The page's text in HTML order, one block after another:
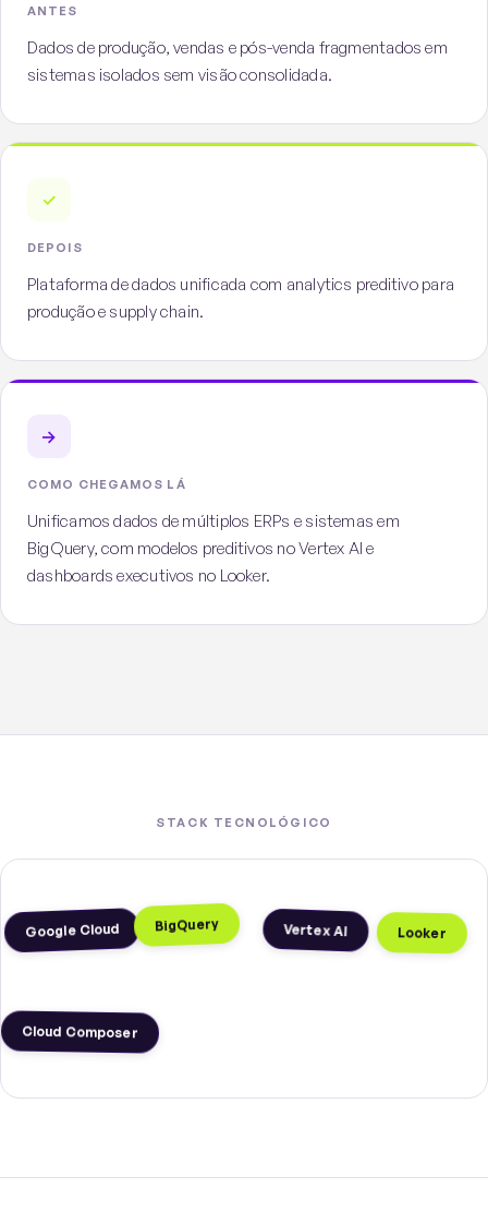
ANTES
Dados de produção, vendas e pós-venda fragmentados em
sistemas isolados sem visão consolidada.
✓
DEPOIS
Plataforma de dados unificada com analytics preditivo para
produção e supply chain.
→
COMO CHEGAMOS LÁ
Unificamos dados de múltiplos ERPs e sistemas em
BigQuery, com modelos preditivos no Vertex AI e
dashboards executivos no Looker.
STACK TECNOLÓGICO
Google Cloud BigQuery Vertex AI Looker
Cloud Composer